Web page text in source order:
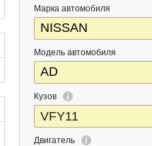
Марка автомобиля
Модель автомобиля
Кузов
Двигатель